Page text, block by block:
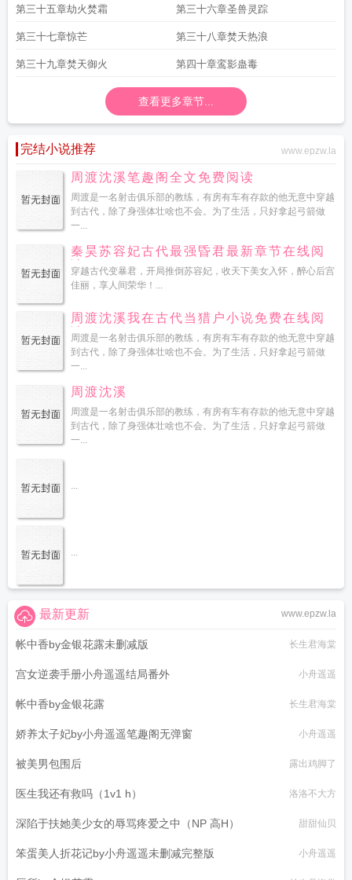
第三十五章劫火焚霜 第三十六章圣兽灵踪
第三十七章惊芒 第三十八章焚天热浪
第三十九章焚天御火 第四十章鸾影蛊毒
查看更多章节...
完结小说推荐 www.epzw.la
周渡沈溪笔趣阁全文免费阅读
周渡是一名射击俱乐部的教练，有房有车有存款的他无意中穿越
到古代，除了身强体壮啥也不会。为了生活，只好拿起弓箭做
一...
秦昊苏容妃古代最强昏君最新章节在线阅
读
穿越古代变暴君，开局推倒苏容妃，收天下美女入怀，醉心后宫
佳丽，享人间荣华！...
周渡沈溪我在古代当猎户小说免费在线阅
读
周渡是一名射击俱乐部的教练，有房有车有存款的他无意中穿越
到古代，除了身强体壮啥也不会。为了生活，只好拿起弓箭做
一...
周渡沈溪
周渡是一名射击俱乐部的教练，有房有车有存款的他无意中穿越
到古代，除了身强体壮啥也不会。为了生活，只好拿起弓箭做
一...
...
...
www.epzw.la
最新更新
帐中香by金银花露未删减版 长生君海棠
宫女逆袭手册小舟遥遥结局番外 小舟遥遥
帐中香by金银花露 长生君海棠
娇养太子妃by小舟遥遥笔趣阁无弹窗 小舟遥遥
被美男包围后 露出鸡脚了
医生我还有救吗（1v1 h） 洛洛不大方
深陷于扶她美少女的辱骂疼爱之中（NP 高H） 甜甜仙贝
笨蛋美人折花记by小舟遥遥未删减完整版 小舟遥遥